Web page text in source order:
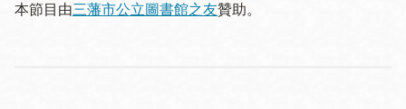
本節目由三藩市公立圖書館之友贊助。